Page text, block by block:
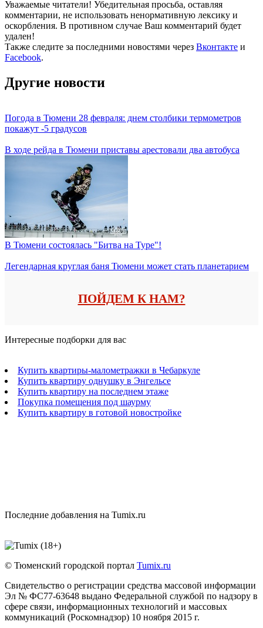
Уважаемые читатели! Убедительная просьба, оставляя
комментарии, не использовать ненормативную лексику и
оскорбления. В противном случае Ваш комментарий будет
удален!
Также следите за последними новостями через Вконтакте и
Facebook.
Другие новости
Погода в Тюмени 28 февраля: днем столбики термометров
покажут -5 градусов
В ходе рейда в Тюмени приставы арестовали два автобуса
В Тюмени состоялась "Битва на Туре"!
Легендарная круглая баня Тюмени может стать планетарием
ПОЙДЕМ К НАМ?
Интересные подборки для вас
Купить квартиры-малометражки в Чебаркуле
Купить квартиру однушку в Энгельсе
Купить квартиру на последнем этаже
Покупка помещения под шаурму
Купить квартиру в готовой новостройке
Последние добавления на Tumix.ru
© Тюменский городской портал Tumix.ru
Свидетельство о регистрации средства массовой информации
Эл № ФС77-63648 выдано Федеральной службой по надзору в
сфере связи, информационных технологий и массовых
коммуникаций (Роскомнадзор) 10 ноября 2015 г.